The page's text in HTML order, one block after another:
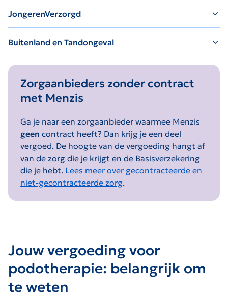
JongerenVerzorgd
Buitenland en Tandongeval
Zorgaanbieders zonder contract
met Menzis
Ga je naar een zorgaanbieder waarmee Menzis
geen contract heeft? Dan krijg je een deel
vergoed. De hoogte van de vergoeding hangt af
van de zorg die je krijgt en de Basisverzekering
die je hebt. Lees meer over gecontracteerde en
niet-gecontracteerde zorg.
Jouw vergoeding voor
podotherapie: belangrijk om
te weten